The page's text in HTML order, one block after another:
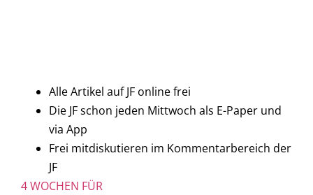
Alle Artikel auf JF online frei
Die JF schon jeden Mittwoch als E-Paper und
via App
Frei mitdiskutieren im Kommentarbereich der
JF
4 WOCHEN FÜR